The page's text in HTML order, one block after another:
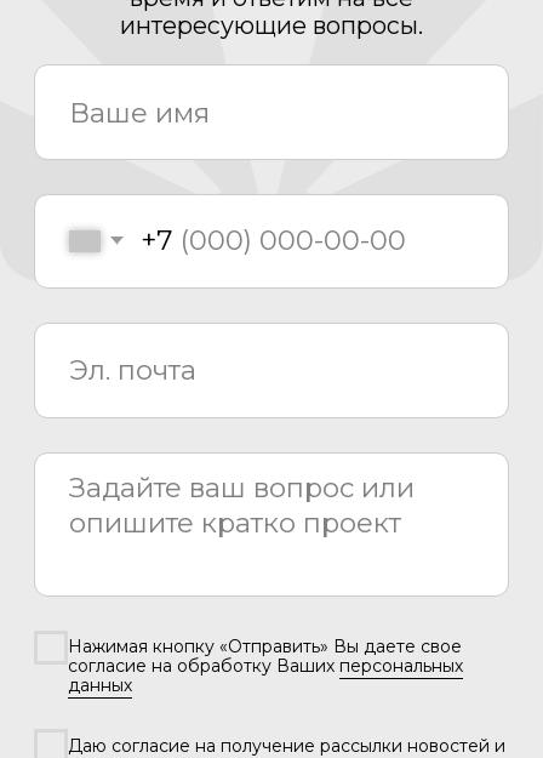
8 800 775 80 81
info@asiacinema.ru
Задать вопрос
Политика конфиденциальности
Монтаж
Сервисный центр
О компании
Проекты
Новости
Медиаматериалы